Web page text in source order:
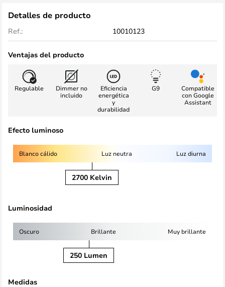
Detalles de producto
Ref.: 10010123
Ventajas del producto
Regulable
Dimmer no
incluido
Eficiencia
energética
y
durabilidad
G9
Compatible
con Google
Assistant
Efecto luminoso
Blanco cálido Luz neutra Luz diurna
2700 Kelvin
Luminosidad
Oscuro Brillante Muy brillante
250 Lumen
Medidas